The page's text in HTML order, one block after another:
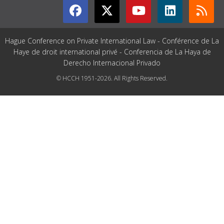
Hague Conference on Private International Law - Conférence de La
Haye de droit international privé - Conferencia de La Haya de
Derecho Internacional Privado
© HCCH 1951-2026. All Rights Reserved.